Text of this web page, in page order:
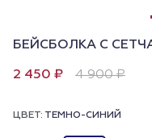
БЕЙСБОЛКА С
2 450 ₽ 4 900 ₽
ЦВЕТ: ТЕМНО-СИНИЙ